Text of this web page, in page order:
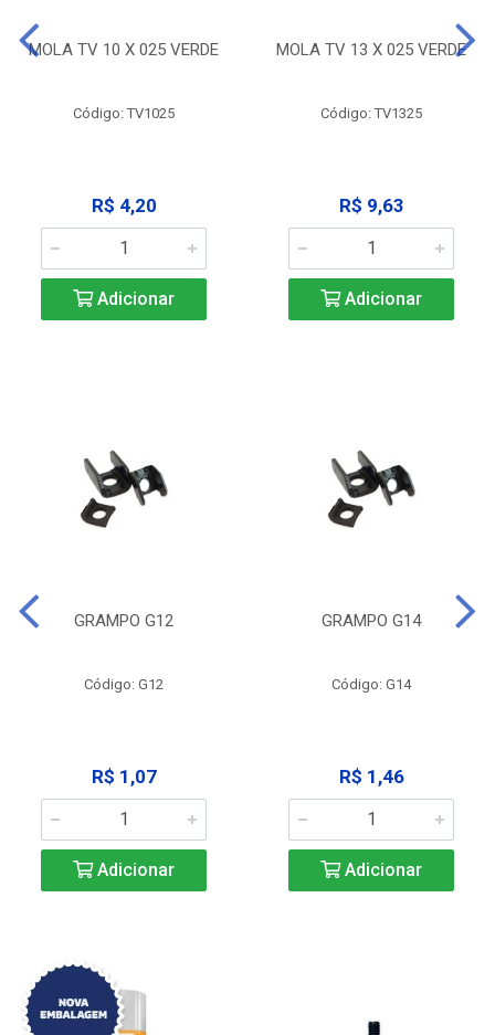
MOLA TV 10 X 025 VERDE
Código: TV1025
R$ 4,20
Adicionar
MOLA TV 13 X 025 VERDE
Código: TV1325
R$ 9,63
Adicionar
GRAMPO G12
Código: G12
R$ 1,07
Adicionar
GRAMPO G14
Código: G14
R$ 1,46
Adicionar